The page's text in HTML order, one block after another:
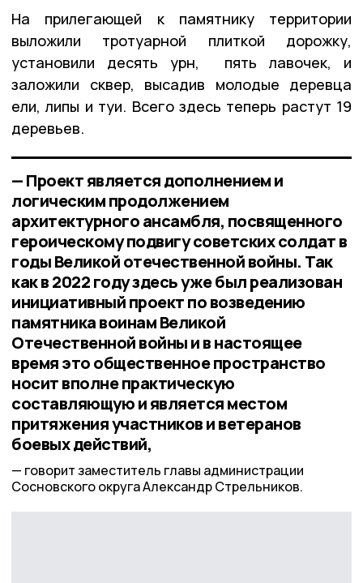
На прилегающей к памятнику территории
выложили тротуарной плиткой дорожку,
установили десять урн, пять лавочек, и
заложили сквер, высадив молодые деревца
ели, липы и туи. Всего здесь теперь растут 19
деревьев.
— Проект является дополнением и
логическим продолжением
архитектурного ансамбля, посвященного
героическому подвигу советских солдат в
годы Великой отечественной войны. Так
как в 2022 году здесь уже был реализован
инициативный проект по возведению
памятника воинам Великой
Отечественной войны и в настоящее
время это общественное пространство
носит вполне практическую
составляющую и является местом
притяжения участников и ветеранов
боевых действий,
говорит заместитель главы администрации
Сосновского округа Александр Стрельников.